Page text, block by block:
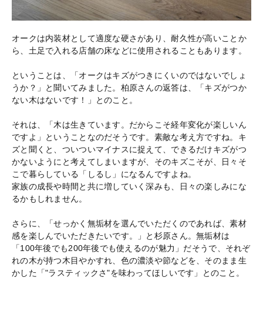
オークは内装材として適度な硬さがあり、耐久性が高いことか
ら、土足で入れる店舗の床などに使用されることもあります。
ということは、「オークはキズがつきにくいのではないでしょ
うか？」と聞いてみました。柏原さんの返答は、「キズがつか
ない木はないです！」とのこと。
それは、「木は生きています。だからこそ経年変化が楽しいん
ですよ」ということなのだそうです。素敵な考え方ですね。キ
ズと聞くと、ついついマイナスに捉えて、できるだけキズがつ
かないようにと考えてしまいますが、そのキズこそが、日々そ
こで暮らしている「しるし」になるんですよね。
家族の成長や時間と共に増していく深みも、日々の楽しみにな
るかもしれません。
さらに、「せっかく無垢材を選んでいただくのであれば、素材
感を楽しんでいただきたいです。」と杉原さん。無垢材は
「100年後でも200年後でも使えるのが魅力」だそうで、それぞ
れの木が持つ木目やかすれ、色の濃淡や節などを、そのまま生
かした「"ラスティックさ"を味わってほしいです」とのこと。